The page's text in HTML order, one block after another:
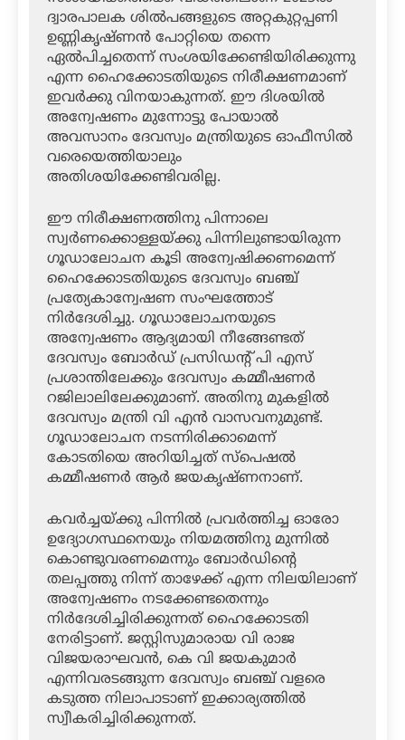
ദ്വാരപാലക ശില്‍പങ്ങളുടെ അറ്റകുറ്റപ്പണി
ഉണ്ണികൃഷ്ണന്‍ പോറ്റിയെ തന്നെ
ഏല്‍പിച്ചതെന്ന് സംശയിക്കേണ്ടിയിരിക്കുന്നു
എന്ന ഹൈക്കോടതിയുടെ നിരീക്ഷണമാണ്
ഇവര്‍ക്കു വിനയാകുന്നത്. ഈ ദിശയില്‍
അന്വേഷണം മുന്നോട്ടു പോയാല്‍
അവസാനം ദേവസ്വം മന്ത്രിയുടെ ഓഫീസില്‍
വരെയെത്തിയാലും
അതിശയിക്കേണ്ടിവരില്ല.
ഈ നിരീക്ഷണത്തിനു പിന്നാലെ
സ്വര്‍ണക്കൊള്ളയ്ക്കു പിന്നിലുണ്ടായിരുന്ന
ഗൂഡാലോചന കൂടി അന്വേഷിക്കണമെന്ന്
ഹൈക്കോടതിയുടെ ദേവസ്വം ബഞ്ച്
പ്രത്യേകാന്വേഷണ സംഘത്തോട്
നിര്‍ദേശിച്ചു. ഗൂഡാലോചനയുടെ
അന്വേഷണം ആദ്യമായി നീങ്ങേണ്ടത്
ദേവസ്വം ബോര്‍ഡ് പ്രസിഡന്റ് പി എസ്
പ്രശാന്തിലേക്കും ദേവസ്വം കമ്മീഷണര്‍
റജിലാലിലേക്കുമാണ്. അതിനു മുകളില്‍
ദേവസ്വം മന്ത്രി വി എന്‍ വാസവനുമുണ്ട്.
ഗൂഡാലോചന നടന്നിരിക്കാമെന്ന്
കോടതിയെ അറിയിച്ചത് സ്‌പെഷല്‍
കമ്മീഷണര്‍ ആര്‍ ജയകൃഷ്ണനാണ്.
കവര്‍ച്ചയ്ക്കു പിന്നില്‍ പ്രവര്‍ത്തിച്ച ഓരോ
ഉദ്യോഗസ്ഥനെയും നിയമത്തിനു മുന്നില്‍
കൊണ്ടുവരണമെന്നും ബോര്‍ഡിന്റെ
തലപ്പത്തു നിന്ന് താഴേക്ക് എന്ന നിലയിലാണ്
അന്വേഷണം നടക്കേണ്ടതെന്നും
നിര്‍ദേശിച്ചിരിക്കുന്നത് ഹൈക്കോടതി
നേരിട്ടാണ്. ജസ്റ്റിസുമാരായ വി രാജ
വിജയരാഘവന്‍, കെ വി ജയകുമാര്‍
എന്നിവരടങ്ങുന്ന ദേവസ്വം ബഞ്ച് വളരെ
കടുത്ത നിലാപാടാണ് ഇക്കാര്യത്തില്‍
സ്വീകരിച്ചിരിക്കുന്നത്.